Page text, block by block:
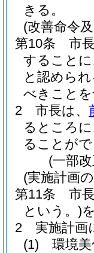
きる。
(改善命令
第10条
市
すること
と認めら
べきこと
2
市長は、
るところ
ることが
(一部
(実施計画
第11条
市
という。)
2
実施計画
(1)
環境